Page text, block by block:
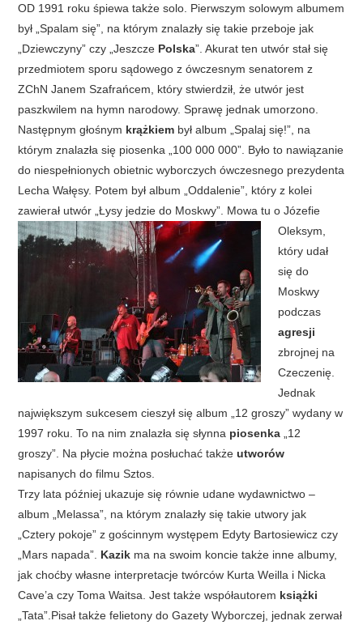
OD 1991 roku śpiewa także solo. Pierwszym solowym albumem
był „Spalam się”, na którym znalazły się takie przeboje jak
„Dziewczyny” czy „Jeszcze Polska”. Akurat ten utwór stał się
przedmiotem sporu sądowego z ówczesnym senatorem z
ZChN Janem Szafrańcem, który stwierdził, że utwór jest
paszkwilem na hymn narodowy. Sprawę jednak umorzono.
Następnym głośnym krążkiem był album „Spalaj się!”, na
którym znalazła się piosenka „100 000 000”. Było to nawiązanie
do niespełnionych obietnic wyborczych ówczesnego prezydenta
Lecha Wałęsy. Potem był album „Oddalenie”, który z kolei
zawierał utwór „Łysy jedzie do Moskwy”. Mowa tu o Józefie
Oleksym,
który udał
się do
Moskwy
podczas
agresji
zbrojnej na
Czeczenię.
Jednak
największym sukcesem cieszył się album „12 groszy” wydany w
1997 roku. To na nim znalazła się słynna piosenka „12
groszy”. Na płycie można posłuchać takżeutworów
napisanych do filmu Sztos.
Trzy lata później ukazuje się równie udane wydawnictwo –
album „Melassa”, na którym znalazły się takie utwory jak
„Cztery pokoje” z gościnnym występem Edyty Bartosiewicz czy
„Mars napada”. Kazik ma na swoim koncie także inne albumy,
jak choćby własne interpretacje twórców Kurta Weilla i Nicka
Cave’a czy Toma Waitsa. Jest także współautorem książki
„Tata”.Pisał także felietony do Gazety Wyborczej, jednak zerwał